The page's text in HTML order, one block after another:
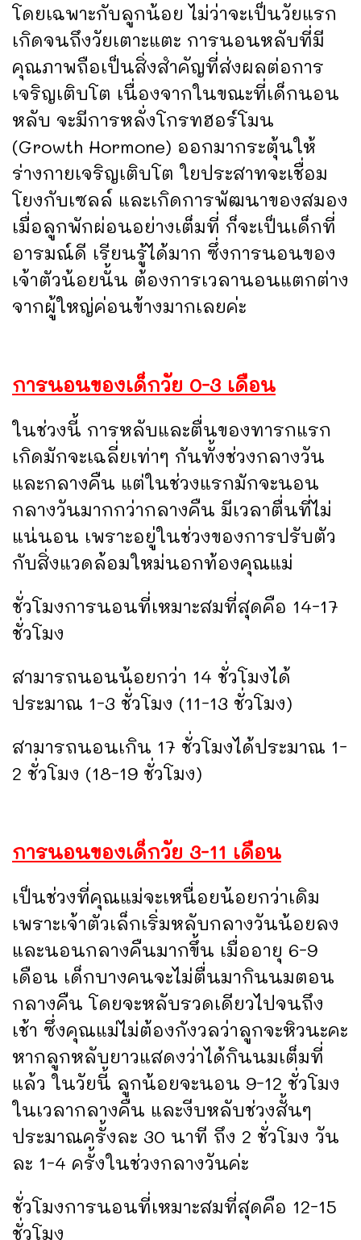
โดยเฉพาะกับลูกน้อย ไม่ว่าจะเป็นวัยแรก
เกิดจนถึงวัยเตาะแตะ การนอนหลับที่มี
คุณภาพถือเป็นสิ่งสำคัญที่ส่งผลต่อการ
เจริญเติบโต เนื่องจากในขณะที่เด็กนอน
หลับ จะมีการหลั่งโกรทฮอร์โมน
(Growth Hormone) ออกมากระตุ้นให้
ร่างกายเจริญเติบโต ใยประสาทจะเชื่อม
โยงกับเซลล์ และเกิดการพัฒนาของสมอง
เมื่อลูกพักผ่อนอย่างเต็มที่ ก็จะเป็นเด็กที่
อารมณ์ดี เรียนรู้ได้มาก ซึ่งการนอนของ
เจ้าตัวน้อยนั้น ต้องการเวลานอนแตกต่าง
จากผู้ใหญ่ค่อนข้างมากเลยค่ะ
การนอนของเด็กวัย 0-3 เดือน
ในช่วงนี้ การหลับและตื่นของทารกแรก
เกิดมักจะเฉลี่ยเท่าๆ กันทั้งช่วงกลางวัน
และกลางคืน แต่ในช่วงแรกมักจะนอน
กลางวันมากกว่ากลางคืน มีเวลาตื่นที่ไม่
แน่นอน เพราะอยู่ในช่วงของการปรับตัว
กับสิ่งแวดล้อมใหม่นอกท้องคุณแม่
ชั่วโมงการนอนที่เหมาะสมที่สุดคือ 14-17
ชั่วโมง
สามารถนอนน้อยกว่า 14 ชั่วโมงได้
ประมาณ 1-3 ชั่วโมง (11-13 ชั่วโมง)
สามารถนอนเกิน 17 ชั่วโมงได้ประมาณ 1-
2 ชั่วโมง (18-19 ชั่วโมง)
การนอนของเด็กวัย 3-11 เดือน
เป็นช่วงที่คุณแม่จะเหนื่อยน้อยกว่าเดิม
เพราะเจ้าตัวเล็กเริ่มหลับกลางวันน้อยลง
และนอนกลางคืนมากขึ้น เมื่ออายุ 6-9
เดือน เด็กบางคนจะไม่ตื่นมากินนมตอน
กลางคืน โดยจะหลับรวดเดียวไปจนถึง
เช้า ซึ่งคุณแม่ไม่ต้องกังวลว่าลูกจะหิวนะคะ
หากลูกหลับยาวแสดงว่าได้กินนมเต็มที่
แล้ว ในวัยนี้ ลูกน้อยจะนอน 9-12 ชั่วโมง
ในเวลากลางคืน และงีบหลับช่วงสั้นๆ
ประมาณครั้งละ 30 นาที ถึง 2 ชั่วโมง วัน
ละ 1-4 ครั้งในช่วงกลางวันค่ะ
ชั่วโมงการนอนที่เหมาะสมที่สุดคือ 12-15
ชั่วโมง